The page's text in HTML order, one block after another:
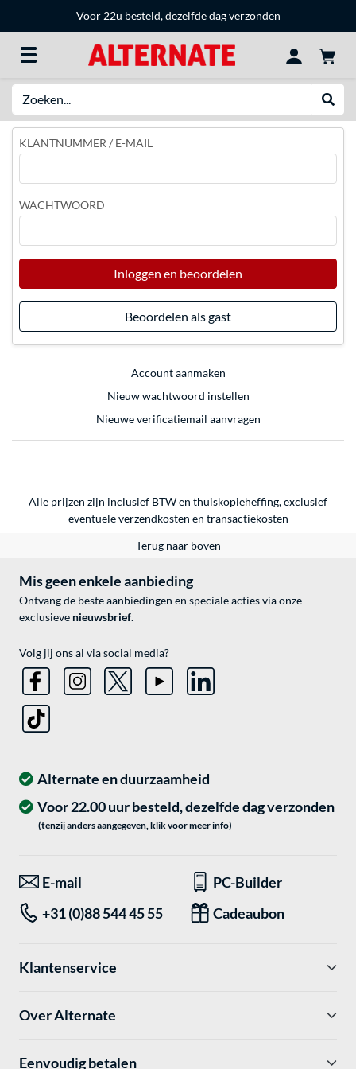
Voor 22u besteld, dezelfde dag verzonden
KLANTNUMMER / E-MAIL
WACHTWOORD
Inloggen en beoordelen
Beoordelen als gast
Account aanmaken
Nieuw wachtwoord instellen
Nieuwe verificatiemail aanvragen
Alle prijzen zijn inclusief BTW en thuiskopieheffing, exclusief
eventueleverzendkosten en transactiekosten
Terug naar boven
Mis geen enkele aanbieding
Ontvang de beste aanbiedingen en speciale acties via onze
exclusieve nieuwsbrief.
Volg jij ons al via social media?
Alternate en duurzaamheid
Voor 22.00 uur besteld, dezelfde dag verzonden
(tenzij anders aangegeven, klik voor meer info)
E-mail
PC-Builder
+31 (0)88 544 45 55
Cadeaubon
Klantenservice
Over Alternate
Eenvoudig betalen